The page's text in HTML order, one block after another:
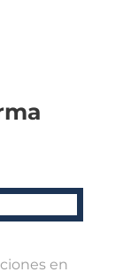
en